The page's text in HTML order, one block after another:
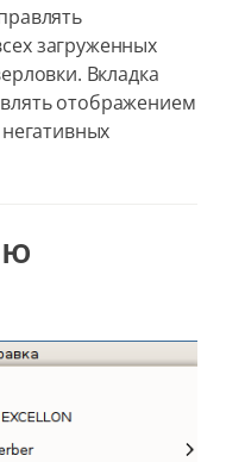
загруженных
Вкладка
отображением